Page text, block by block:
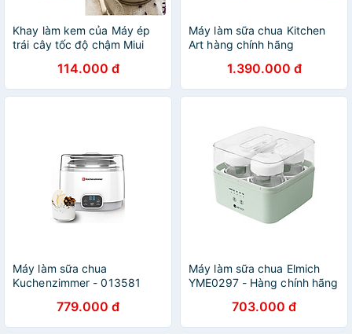
Khay làm kem của Máy ép
trái cây tốc độ chậm Miui
JE-B05B, XKJ-03B, B01B
mã B11 - Hàng Nhập Khẩu
114.000 đ
Máy làm sữa chua Kitchen
Art hàng chính hãng
1.390.000 đ
Máy làm sữa chua
Kuchenzimmer - 013581
779.000 đ
Máy làm sữa chua Elmich
YME0297 - Hàng chính hãng
703.000 đ